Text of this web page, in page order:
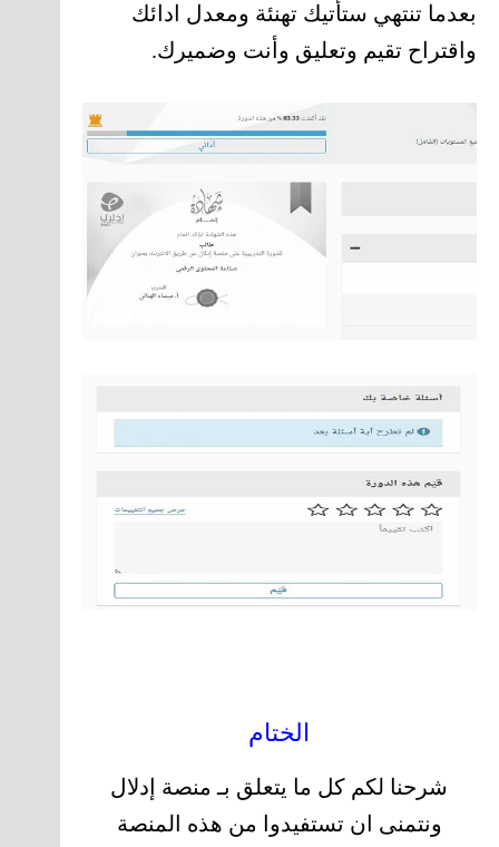
بعدما تنتهي ستأتيك تهنئة ومعدل ادائك
واقتراح تقيم وتعليق وأنت وضميرك.
الختام
شرحنا لكم كل ما يتعلق بـ منصة إدلال
ونتمنى ان تستفيدوا من هذه المنصة